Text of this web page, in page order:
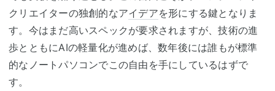
クリエイターの独創的なアイデアを形にする鍵となりま
す。今はまだ高いスペックが要求されますが、技術の進
歩とともにAIの軽量化が進めば、数年後には誰もが標準
的なノートパソコンでこの自由を手にしているはずで
す。